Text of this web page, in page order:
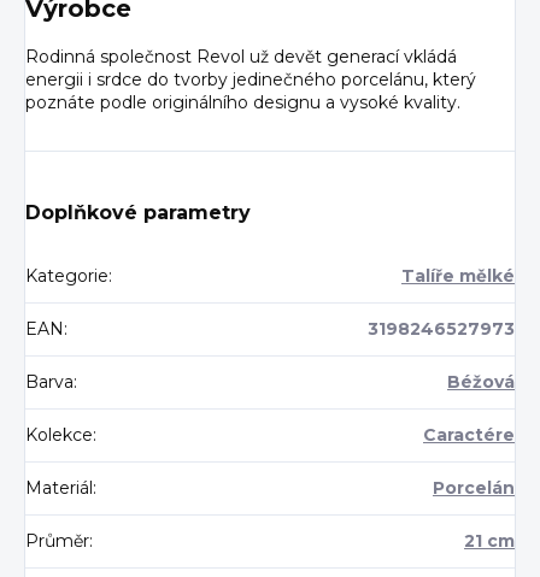
Výrobce
Rodinná společnost Revol už devět generací vkládá
energii i srdce do tvorby jedinečného porcelánu, který
poznáte podle originálního designu a vysoké kvality.
Doplňkové parametry
Kategorie: Talíře mělké
EAN: 3198246527973
Barva: Béžová
Kolekce: Caractére
Materiál: Porcelán
Průměr: 21 cm